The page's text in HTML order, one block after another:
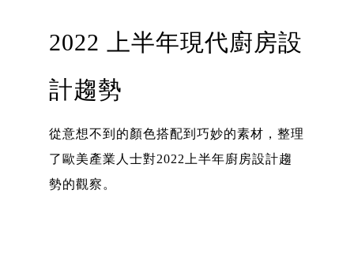
2022 上半年現代廚房設
計趨勢
從意想不到的顏色搭配到巧妙的素材，整理
了歐美產業人士對2022上半年廚房設計趨
勢的觀察。